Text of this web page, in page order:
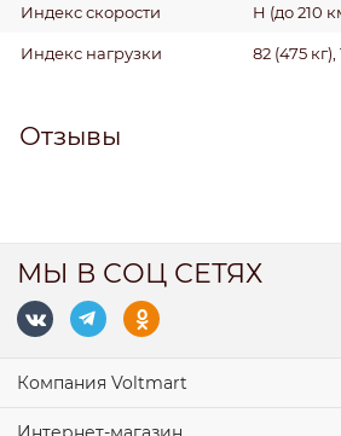
Индекс скорости H (до 210
Индекс нагрузки 82 (475 кг),
Отзывы
МЫ В СОЦ СЕТЯХ
Компания Voltmart